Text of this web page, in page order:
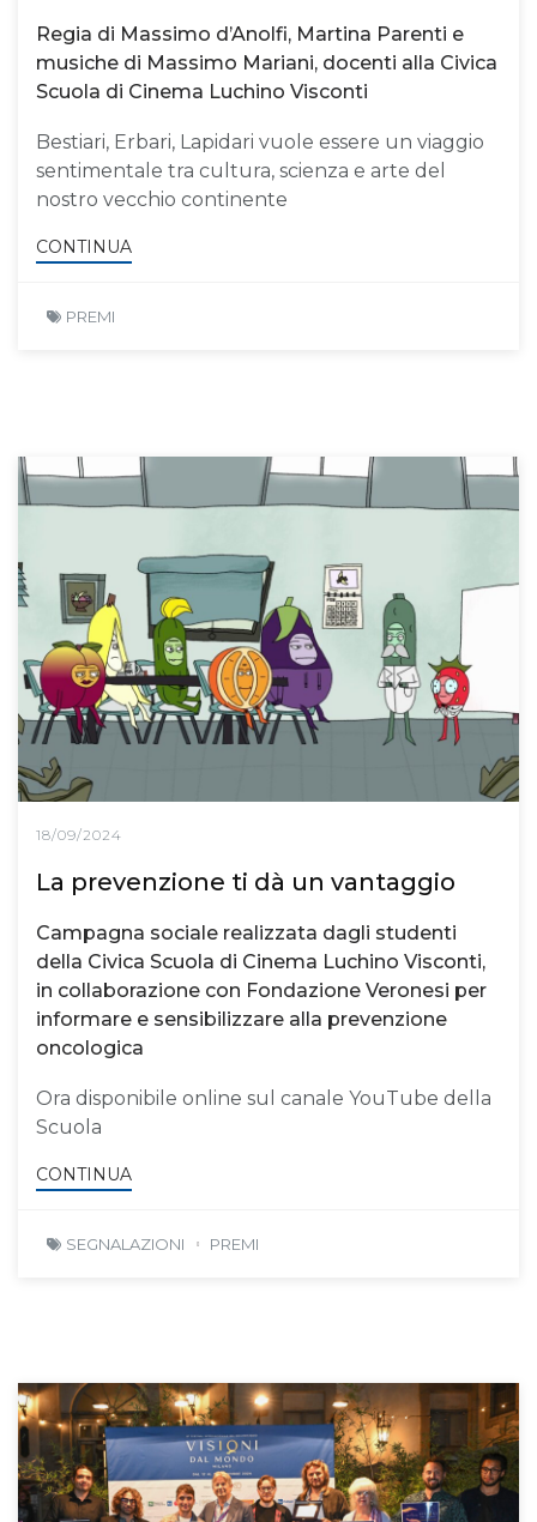
Regia di Massimo d’Anolfi, Martina Parenti e
musiche di Massimo Mariani, docenti alla Civica
Scuola di Cinema Luchino Visconti
Bestiari, Erbari, Lapidari vuole essere un viaggio
sentimentale tra cultura, scienza e arte del
nostro vecchio continente
CONTINUA
PREMI
18/09/2024
La prevenzione ti dà un vantaggio
Campagna sociale realizzata dagli studenti
della Civica Scuola di Cinema Luchino Visconti,
in collaborazione con Fondazione Veronesi per
informare e sensibilizzare alla prevenzione
oncologica
Ora disponibile online sul canale YouTube della
Scuola
CONTINUA
SEGNALAZIONI PREMI